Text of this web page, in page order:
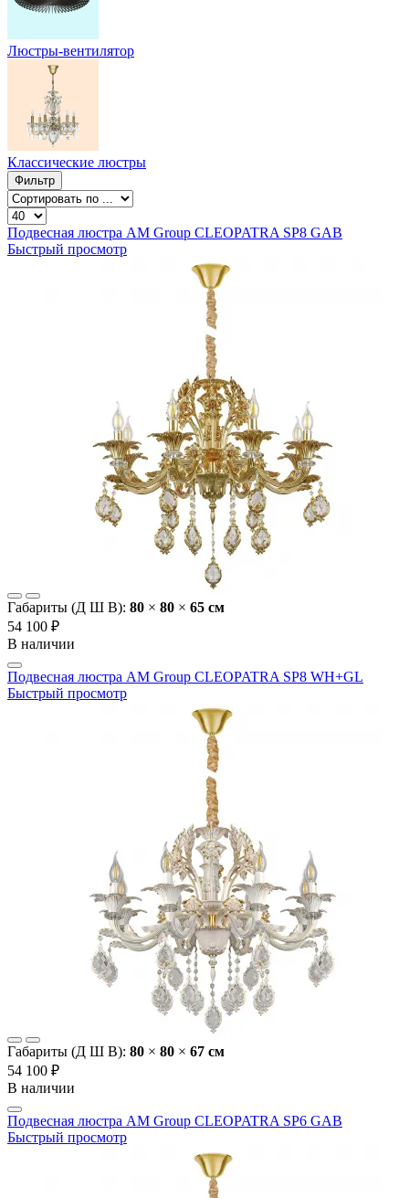
Люстры-вентилятор
Классические люстры
Фильтр
Подвесная люстра AM Group CLEOPATRA SP8 GAB
Быстрый просмотр
Габариты (Д Ш В): 80 × 80 × 65 cм
54 100 ₽
В наличии
Подвесная люстра AM Group CLEOPATRA SP8 WH+GL
Быстрый просмотр
Габариты (Д Ш В): 80 × 80 × 67 cм
54 100 ₽
В наличии
Подвесная люстра AM Group CLEOPATRA SP6 GAB
Быстрый просмотр